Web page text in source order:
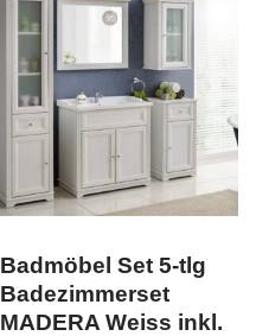
Badmöbel Set 5-tlg
Badezimmerset
MADERA Weiss inkl.